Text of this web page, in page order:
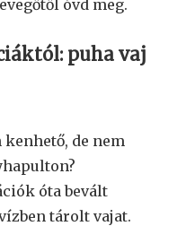
óvd meg.
puha vaj
kenhető, de nem
óta bevált
tárolt vajat.